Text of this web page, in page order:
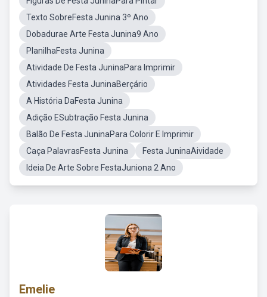
Texto SobreFesta Junina 3º Ano
Dobadurae Arte Festa Junina9 Ano
PlanilhaFesta Junina
Atividade De Festa JuninaPara Imprimir
Atividades Festa JuninaBerçário
A História DaFesta Junina
Adição ESubtração Festa Junina
Balão De Festa JuninaPara Colorir E Imprimir
Caça PalavrasFesta Junina
Festa JuninaAividade
Ideia De Arte Sobre FestaJuniona 2 Ano
Emelie